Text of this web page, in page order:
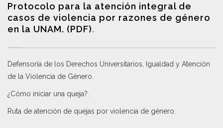
Protocolo para la atención integral de
casos de violencia por razones de género
en la UNAM. (PDF).
Defensoría de los Derechos Universitarios, Igualdad y Atención
de la Violencia de Género
¿Cómo iniciar una queja?
Ruta de atención de quejas por violencia de género